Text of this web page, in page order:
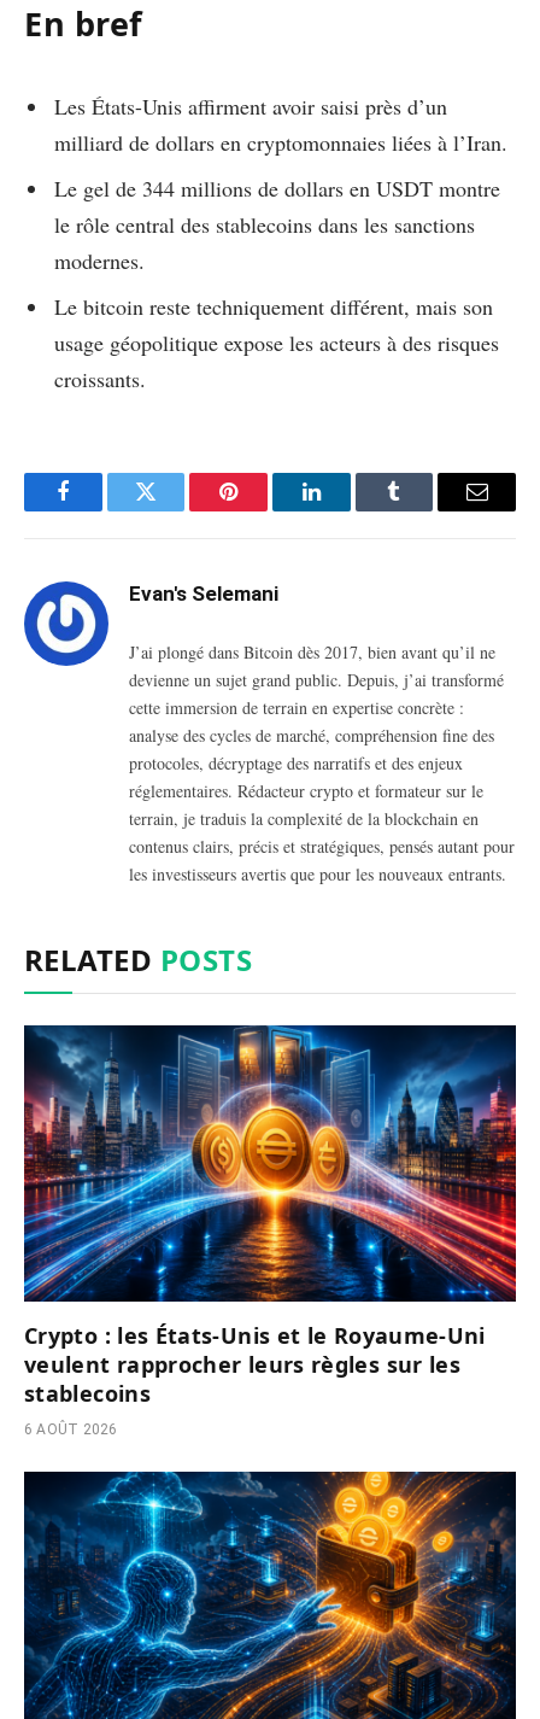
En bref
Les États-Unis affirment avoir saisi près d’un
milliard de dollars en cryptomonnaies liées à l’Iran.
Le gel de 344 millions de dollars en USDT montre
le rôle central des stablecoins dans les sanctions
modernes.
Le bitcoin reste techniquement différent, mais son
usage géopolitique expose les acteurs à des risques
croissants.
FacebookTwitter Pinterest LinkedInTumblr Email
Evan's Selemani
J’ai plongé dans Bitcoin dès 2017, bien avant qu’il ne
devienne un sujet grand public. Depuis, j’ai transformé
cette immersion de terrain en expertise concrète :
analyse des cycles de marché, compréhension fine des
protocoles, décryptage des narratifs et des enjeux
réglementaires. Rédacteur crypto et formateur sur le
terrain, je traduis la complexité de la blockchain en
contenus clairs, précis et stratégiques, pensés autant pour
les investisseurs avertis que pour les nouveaux entrants.
RELATED POSTS
Crypto : les États-Unis et le Royaume-Uni
veulent rapprocher leurs règles sur les
stablecoins
6 AOÛT 2026